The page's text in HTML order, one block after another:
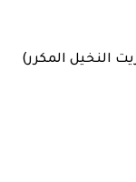
النخيل المكرر)